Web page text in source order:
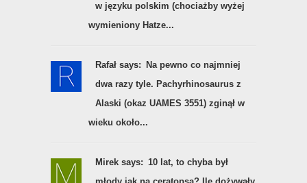
w języku polskim (chociażby wyżej
wymieniony Hatze...
Rafał says:
Na pewno co najmniej
dwa razy tyle. Pachyrhinosaurus z
Alaski (okaz UAMES 3551) zginął w
wieku około...
Mirek says: 10 lat, to chyba był